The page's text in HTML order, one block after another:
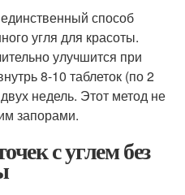
способ
угля для красоты.
улучшится при
8-10 таблеток (по 2
недель. Этот метод не
запорами.
с углем без